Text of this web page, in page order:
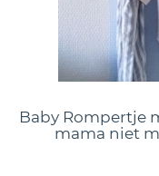
Baby Rompertje
mama niet